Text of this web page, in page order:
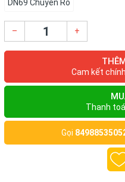
DN69 Chuyên Rô
– +
Cam kết
Thanh
Gọi